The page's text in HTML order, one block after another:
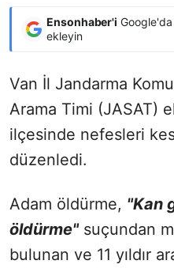
Ensonhaber'i Google'da
ekleyin
Van İl Jandarma
Arama Timi (JASAT)
ilçesinde nefesleri
düzenledi.
Adam öldürme, "Kan
öldürme"suçundan
bulunan ve 11 yıldır